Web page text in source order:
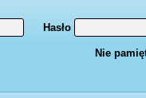
Hasło
Nie